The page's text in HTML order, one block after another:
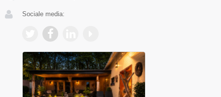
Sociale media: